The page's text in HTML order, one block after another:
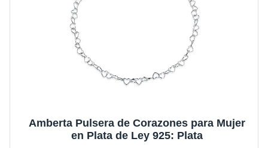
Amberta Pulsera de Corazones para Mujer
en Plata de Ley 925: Plata